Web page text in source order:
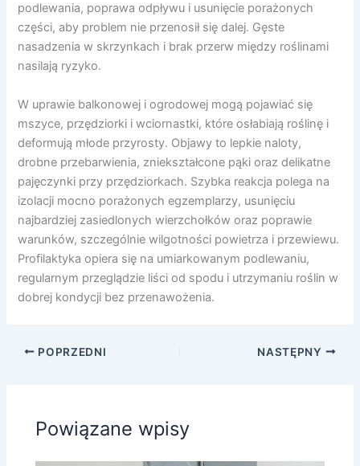
podlewania, poprawa odpływu i usunięcie porażonych
części, aby problem nie przenosił się dalej. Gęste
nasadzenia w skrzynkach i brak przerw między roślinami
nasilają ryzyko.
W uprawie balkonowej i ogrodowej mogą pojawiać się
mszyce, przędziorki i wciornastki, które osłabiają roślinę i
deformują młode przyrosty. Objawy to lepkie naloty,
drobne przebarwienia, zniekształcone pąki oraz delikatne
pajęczynki przy przędziorkach. Szybka reakcja polega na
izolacji mocno porażonych egzemplarzy, usunięciu
najbardziej zasiedlonych wierzchołków oraz poprawie
warunków, szczególnie wilgotności powietrza i przewiewu.
Profilaktyka opiera się na umiarkowanym podlewaniu,
regularnym przeglądzie liści od spodu i utrzymaniu roślin w
dobrej kondycji bez przenawożenia.
POPRZEDNI NASTĘPNY
Powiązane wpisy